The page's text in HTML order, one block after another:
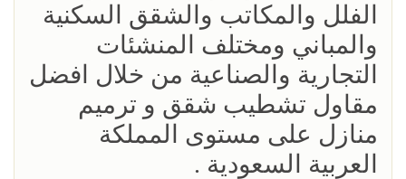
الفلل والمكاتب والشقق السكنية
والمباني ومختلف المنشئات
التجارية والصناعية من خلال افضل
مقاول تشطيب شقق و ترميم
منازل على مستوى المملكة
العربية السعودية .